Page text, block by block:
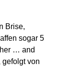
Brise,
sogar 5
… and
von